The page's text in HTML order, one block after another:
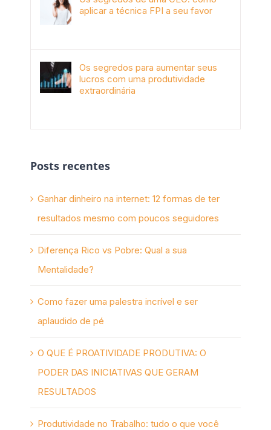
aplicar a técnica FPI a seu favor
Os segredos para aumentar seus
lucros com uma produtividade
extraordinária
Posts recentes
Ganhar dinheiro na internet: 12 formas de ter
resultados mesmo com poucos seguidores
Diferença Rico vs Pobre: Qual a sua
Mentalidade?
Como fazer uma palestra incrível e ser
aplaudido de pé
O QUE É PROATIVIDADE PRODUTIVA: O
PODER DAS INICIATIVAS QUE GERAM
RESULTADOS
Produtividade no Trabalho: tudo o que você